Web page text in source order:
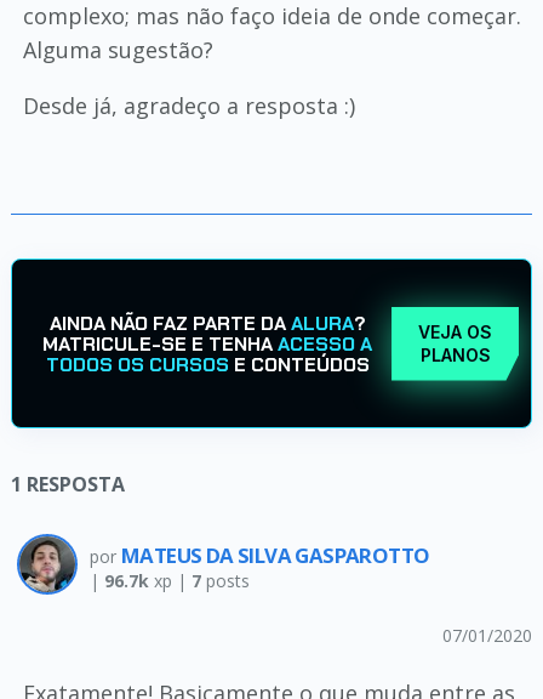
complexo; mas não faço ideia de onde começar.
Alguma sugestão?
Desde já, agradeço a resposta :)
AINDA NÃO FAZ PARTE DAALURA?
MATRICULE-SE E TENHAACESSO A
TODOS OS CURSOS E CONTEÚDOS
VEJA OS
PLANOS
1 RESPOSTA
por MATEUS DA SILVA GASPAROTTO
| 96.7kxp | 7posts
07/01/2020
Exatamente! Basicamente o que muda entre as